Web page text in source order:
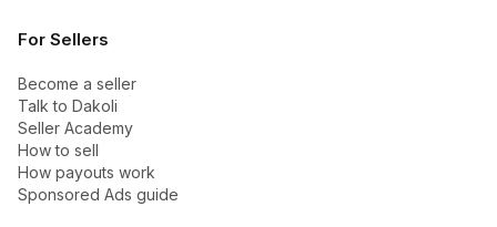
For Sellers
Become a seller
Talk to Dakoli
Seller Academy
How to sell
How payouts work
Sponsored Ads guide